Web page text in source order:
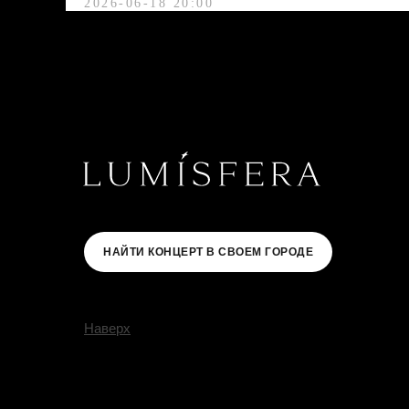
2026-06-18 20:00
НАЙТИ КОНЦЕРТ В СВОЕМ ГОРОДЕ
Наверх